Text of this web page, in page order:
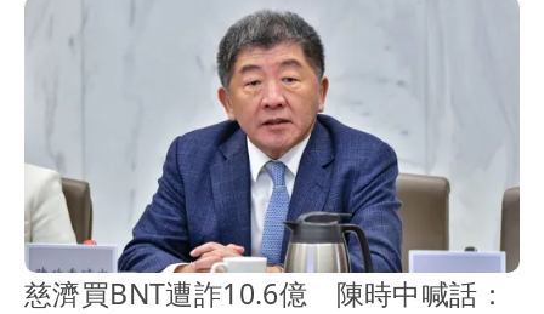
慈濟買BNT遭詐10.6億 陳時中喊話：